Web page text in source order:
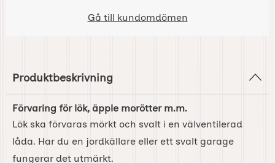
Gå till kundomdömen
Produktbeskrivning
Förvaring för lök, äpple morötter m.m.
Lök ska förvaras mörkt och svalt i en välventilerad
låda. Har du en jordkällare eller ett svalt garage
fungerar det utmärkt.